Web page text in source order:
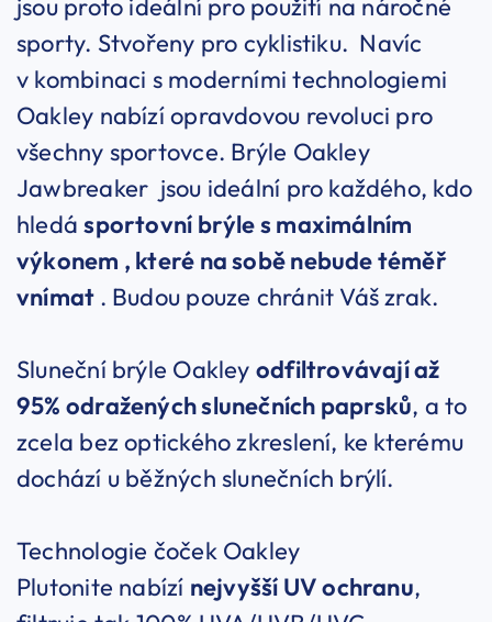
sporty. Stvořeny pro cyklistiku. Navíc
v kombinaci s moderními technologiemi
Oakley nabízí opravdovou revoluci pro
všechny sportovce. Brýle Oakley
Jawbreaker jsou ideální pro každého, kdo
hledásportovní brýle s maximálním
výkonem , které na sobě nebude téměř
vnímat . Budou pouze chránit Váš zrak.
Sluneční brýle Oakley odfiltrovávají až
95% odražených slunečních paprsků, a to
zcela bez optického zkreslení, ke kterému
dochází u běžných slunečních brýlí.
Technologie čoček Oakley
Plutonite nabízí nejvyšší UV ochranu,